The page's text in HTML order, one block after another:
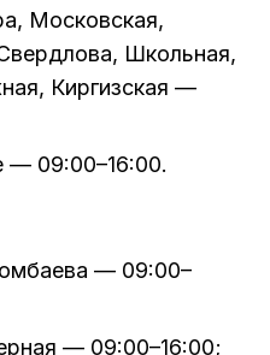
Московская,
Школьная,
Киргизская —
— 09:00–16:00.
— 09:00–
— 09:00–16:00;